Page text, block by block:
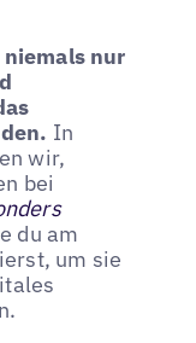
nur
In
wir,
bei
du am
um sie